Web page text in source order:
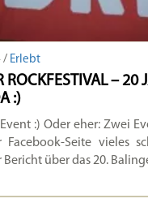
/ Erlebt
ROCKFESTIVAL – 20
:)
:) Oder eher: Zwei
Facebook-Seite vieles
Bericht über das 20.